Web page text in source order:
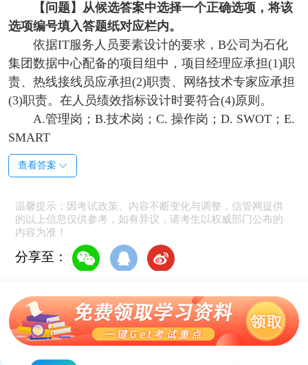
【问题】 从候选答案中选择一个正确选项，将该
选项编号填入答题纸对应栏内。
依据IT服务人员要素设计的要求，B公司为石化
集团数据中心配备的项目组中，项目经理应承担(1)职
责、热线接线员应承担(2)职责、网络技术专家应承担
(3)职责。在人员绩效指标设计时要符合(4)原则。
A.管理岗；B.技术岗；C. 操作岗；D. SWOT；E.
SMART
查看答案
温馨提示：因考试政策、内容不断变化与调整，信管网提供
的以上信息仅供参考，如有异议，请考生以权威部门公布的
内容为准！
分享至：